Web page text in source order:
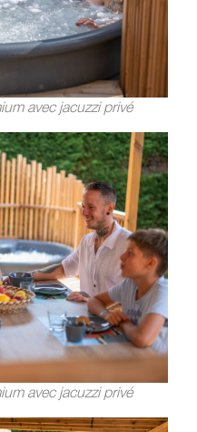
avec jacuzzi privé
avec jacuzzi privé